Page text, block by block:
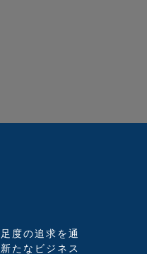
度の追求を通
たなビジネス